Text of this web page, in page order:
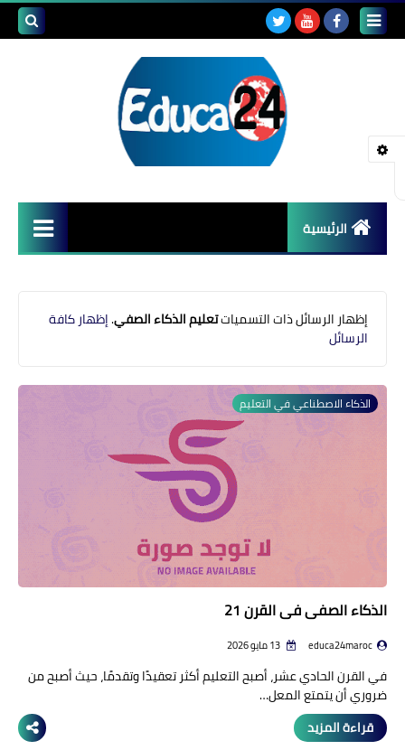
الرئيسية
قضايا تربوية
مشاكل التعليم
منوعات إخبارية
مواضيع تربوية
وثائق تربوية
الشؤون الاجتماعية لأسرة
التعليم
‏إظهار الرسائل ذات التسمياتتعليم الذكاء الصفي.إظهار كافة
الرسائل
الذكاء الاصطناعي في التعليم
الذكاء الصفي في القرن 21
educa24maroc
في القرن الحادي عشر، أصبح التعليم أكثر تعقيدًا وتقدمًا، حيث أصبح من
ضروري أن يتمتع المعل…
قراءة المزيد